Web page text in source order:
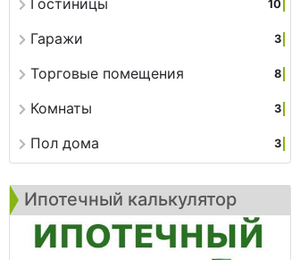
Гостиницы 10
Гаражи 3
Торговые помещения 8
Комнаты 3
Пол дома 3
Ипотечный калькулятор